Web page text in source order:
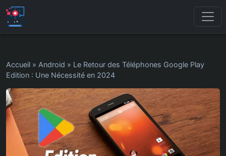
Accueil » Android » Le Retour des Téléphones Google Play
Edition : Une Nécessité en 2024